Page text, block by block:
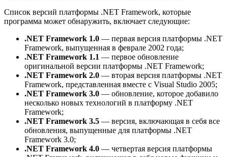
Список версий платформы .NET Framework, которые
программа может обнаружить, включает следующие:
.NET Framework 1.0 — первая версия платформы .NET
Framework, выпущенная в феврале 2002 года;
.NET Framework 1.1 — первое обновление
оригинальной версии платформы .NET Framework;
.NET Framework 2.0 — вторая версия платформы .NET
Framework, представленная вместе с Visual Studio 2005;
.NET Framework 3.0 — обновление, которое добавило
несколько новых технологий в платформу .NET
Framework;
.NET Framework 3.5 — версия, включающая в себя все
обновления, выпущенные для платформы .NET
Framework 3.0;
.NET Framework 4.0 — четвертая версия платформы